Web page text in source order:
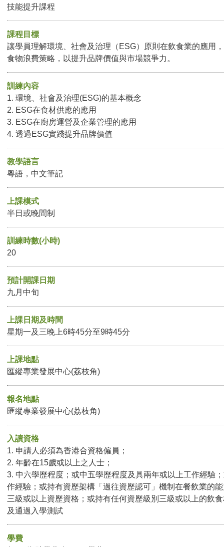
技能提升課程
課程目標
讓學員理解環境、社會及治理（ESG）原則在飲食業的應用
食物浪費策略，以提升品牌價值與市場競爭力。
訓練內容
1. 環境、社會及治理(ESG)的基本概念
2. ESG在食材供應的應用
3. ESG在廚房運營及企業管理的應用
4. 透過ESG實踐提升品牌價值
教學語言
粵語，中文筆記
上課模式
半日或晚間制
訓練時數(小時)
20
預計開課日期
九月中旬
上課日期及時間
星期一及三晚上6時45分至9時45分
上課地點
匯縱專業發展中心(荔枝角)
報名地點
匯縱專業發展中心(荔枝角)
入讀資格
1. 申請人必須為香港合資格僱員；
2. 年齡在15歲或以上之人士；
3. 中六學歷程度；或中五學歷程度及具兩年或以上工作經驗
作經驗；或持有資歷架構「過往資歷認可」機制在餐飲業的
三級或以上資歷資格；或持有任何資歷級別三級或以上的飲
及通過入學測試
學費